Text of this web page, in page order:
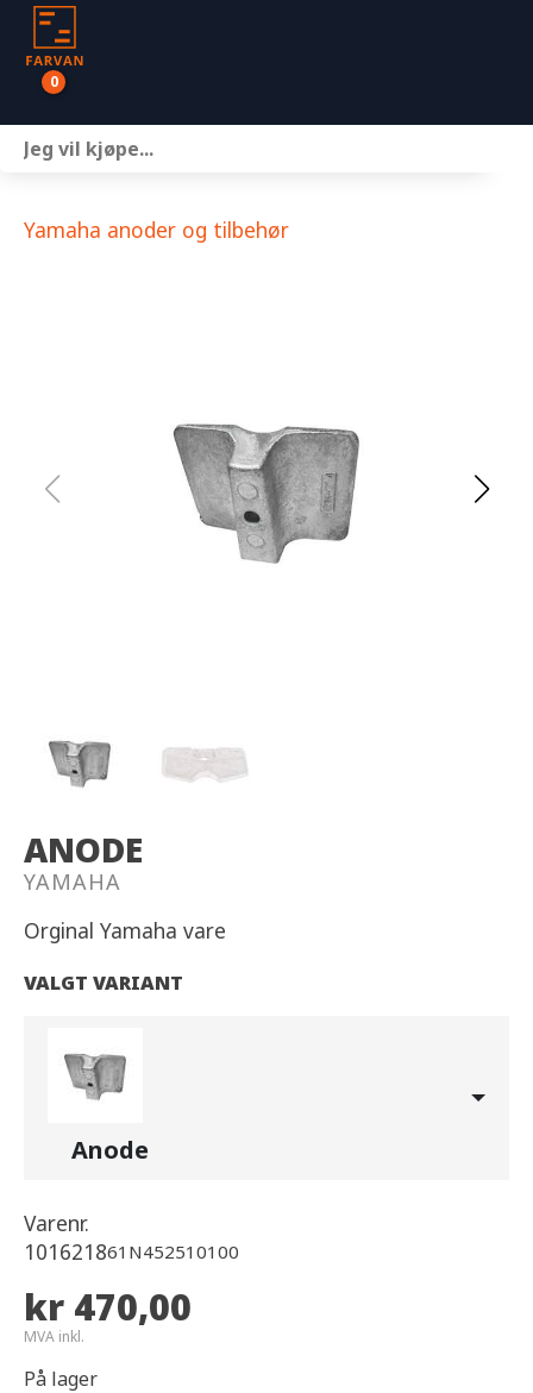
0
Yamaha anoder og tilbehør
ANODE
YAMAHA
Orginal Yamaha vare
VALGT VARIANT
Anode
Varenr.
101621861N452510100
kr 470,00
MVA inkl.
På lager